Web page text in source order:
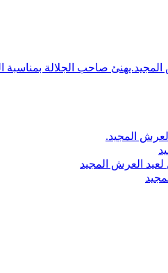
صاحب الجلالة بمناسبة
المجيد.
العرش المجيد